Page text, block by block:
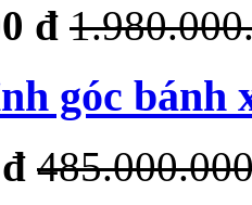
đ
góc bánh